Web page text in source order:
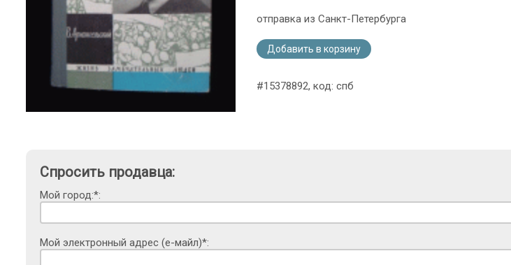
отправка из Санкт-Петербурга
Добавить в корзину
#15378892, код: спб
Спросить продавца:
Мой город:*:
Мой электронный адрес (е-майл)*: